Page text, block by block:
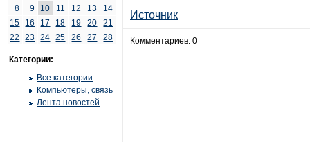
8
9 10 11 12 13
14
15
16 17 18 19 20
21
22
23 24 25 26 27 28
Категории:
Все категории
Компьютеры, связь
Лента новостей
Источник
Комментариев: 0